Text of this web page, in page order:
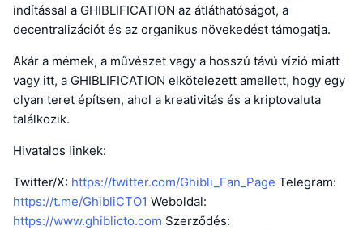
indítással a GHIBLIFICATION az átláthatóságot, a
decentralizációt és az organikus növekedést támogatja.
Akár a mémek, a művészet vagy a hosszú távú vízió miatt
vagy itt, a GHIBLIFICATION elkötelezett amellett, hogy egy
olyan teret építsen, ahol a kreativitás és a kriptovaluta
találkozik.
Hivatalos linkek:
Twitter/X: https://twitter.com/Ghibli_Fan_Page Telegram:
https://t.me/GhibliCTO1 Weboldal:
https://www.ghiblicto.com Szerződés: